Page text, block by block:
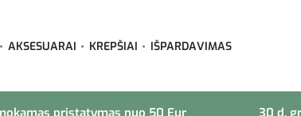
AKSESUARAI KREPŠIAI IŠPARDAVIMAS
pristatymas nuo 50 Eur 30 d.